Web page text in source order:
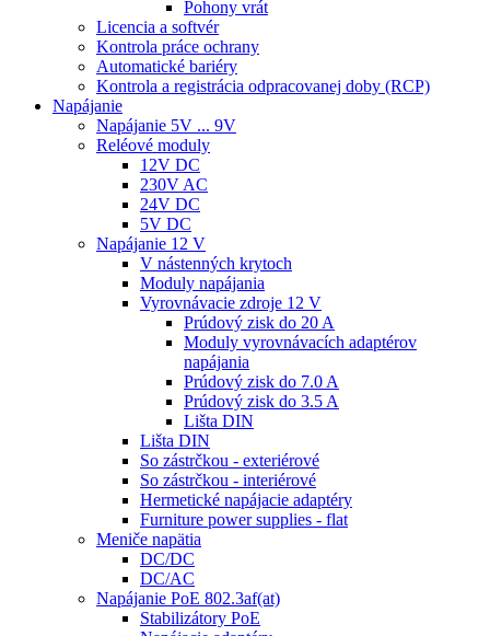
Pohony vrát
Licencia a softvér
Kontrola práce ochrany
Automatické bariéry
Kontrola a registrácia odpracovanej doby (RCP)
Napájanie
Napájanie 5V ... 9V
Reléové moduly
12V DC
230V AC
24V DC
5V DC
Napájanie 12 V
V nástenných krytoch
Moduly napájania
Vyrovnávacie zdroje 12 V
Prúdový zisk do 20 A
Moduly vyrovnávacích adaptérov
napájania
Prúdový zisk do 7.0 A
Prúdový zisk do 3.5 A
Lišta DIN
Lišta DIN
So zástrčkou - exteriérové
So zástrčkou - interiérové
Hermetické napájacie adaptéry
Furniture power supplies - flat
Meniče napätia
DC/DC
DC/AC
Napájanie PoE 802.3af(at)
Stabilizátory PoE